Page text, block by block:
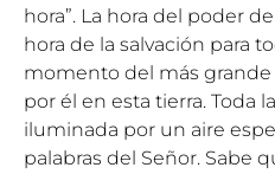
hora”. La hora del poder
hora de la salvación para
momento del más grande
por él en esta tierra. Toda
iluminada por un aire
palabras del Señor. Sabe